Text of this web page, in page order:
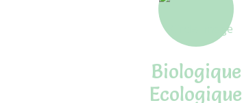
Biologique
Ecologique